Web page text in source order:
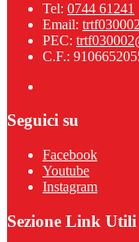
Tel: 0744 61241
Email:
PEC:
C.F.:
Seguici su
Facebook
Youtube
Instagram
Sezione Link Utili